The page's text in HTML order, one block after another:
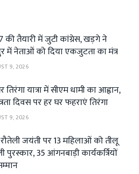
की तैयारी में जुटी कांग्रेस, खड़गे ने
में नेताओं को दिया एकजुटता का मंत्र
9, 2026
तिरंगा यात्रा में सीएम धामी का आह्वान,
दिवस पर हर घर फहराएं तिरंगा
9, 2026
जयंती पर 13 महिलाओं को तीलू
पुरस्कार, 35 आंगनबाड़ी कार्यकर्त्रियों